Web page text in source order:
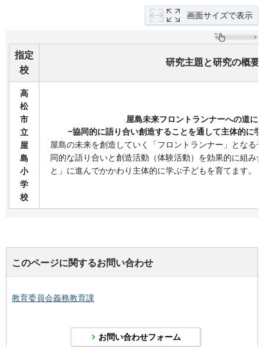
画面サイズで表示
指定
校
研究主題と研究の概要
高
松
市
立
屋
島
小
学
校
屋島未来フロントランナーへの道に
−協同的に語り合い創造することを通して主体的に
屋島の未来を創造していく「フロントランナー」となる
同的な語り合いと創造活動（体験活動）を効果的に組み
と」に進んでかかわり主体的に学ぶ子どもを育てます。
このページに関するお問い合わせ
教育委員会義務教育課